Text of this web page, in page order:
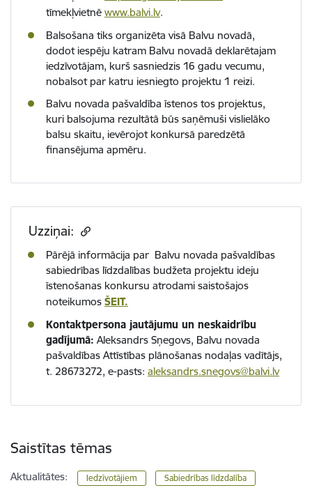
tīmekļvietnē www.balvi.lv.
Balsošana tiks organizēta visā Balvu novadā,
dodot iespēju katram Balvu novadā deklarētajam
iedzīvotājam, kurš sasniedzis 16 gadu vecumu,
nobalsot par katru iesniegto projektu 1 reizi.
Balvu novada pašvaldība īstenos tos projektus,
kuri balsojuma rezultātā būs saņēmuši vislielāko
balsu skaitu, ievērojot konkursā paredzētā
finansējuma apmēru.
Uzziņai:
Pārējā informācija par Balvu novada pašvaldības
sabiedrības līdzdalības budžeta projektu ideju
īstenošanas konkursu atrodami saistošajos
noteikumos ŠEIT.
Kontaktpersona jautājumu un neskaidrību
gadījumā: Aleksandrs Sņegovs, Balvu novada
pašvaldības Attīstības plānošanas nodaļas vadītājs,
t. 28673272, e-pasts: aleksandrs.snegovs@balvi.lv
Saistītas tēmas
Aktualitātes: Iedzīvotājiem Sabiedrības līdzdalība